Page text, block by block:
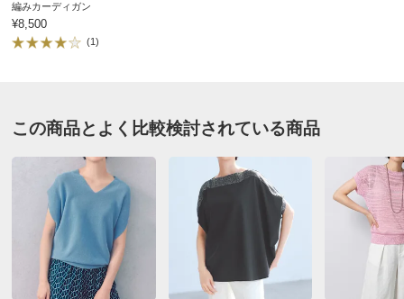
対応サイズ
バスト（適応）
ゆき丈 26 27
裾回り 70 74
サイズ表記について（ファッション） 商品の測定について
商品の特徴
普段のサイズ : M 購入したサイズで「ちょうどよかった」
周りも隠れ、脇から下着も見えにくい。ラメは最初手に
した時は、派手かな？と思いましたが着ると気になりま
せんでした。
2026/06/14
編みカーディガン
¥8,500
(1)
この商品とよく比較検討されている商品